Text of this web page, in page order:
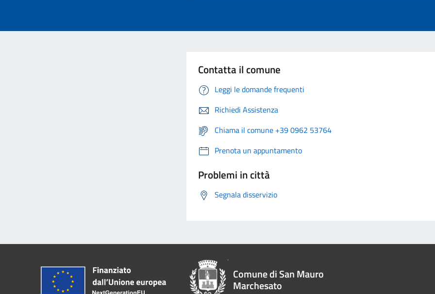
Contatta il comune
Leggi le domande frequenti
Richiedi Assistenza
Chiama il comune +39 0962 53764
Prenota un appuntamento
Problemi in città
Segnala disservizio
Comune di San Mauro
Marchesato